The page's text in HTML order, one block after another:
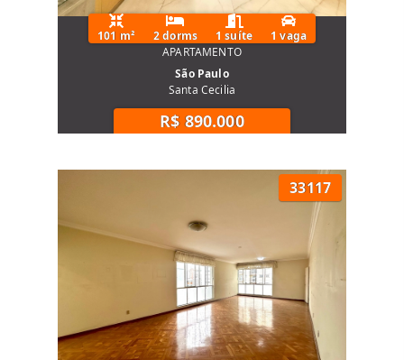
101 m² 2 dorms 1 suíte
1 vaga
APARTAMENTO
São Paulo
Santa Cecilia
R$ 890.000
33117